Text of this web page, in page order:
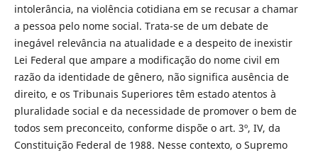
intolerância, na violência cotidiana em se recusar a chamar
a pessoa pelo nome social. Trata-se de um debate de
inegável relevância na atualidade e a despeito de inexistir
Lei Federal que ampare a modificação do nome civil em
razão da identidade de gênero, não significa ausência de
direito, e os Tribunais Superiores têm estado atentos à
pluralidade social e da necessidade de promover o bem de
todos sem preconceito, conforme dispõe o art. 3º, IV, da
Constituição Federal de 1988. Nesse contexto, o Supremo